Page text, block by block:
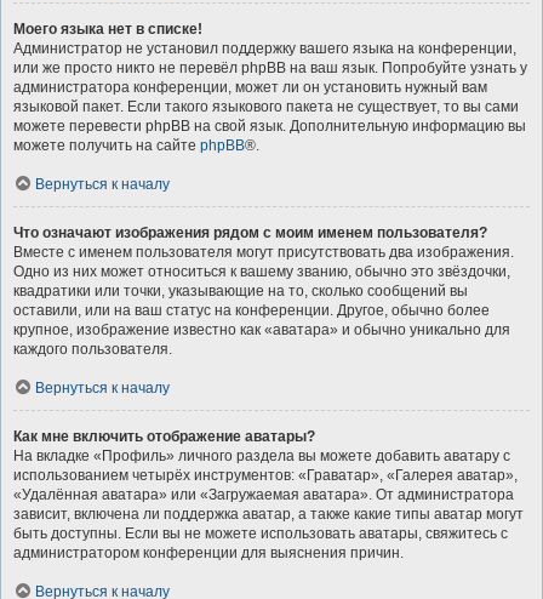
Моего языка нет в списке!
Администратор не установил поддержку вашего языка на конференции,
или же просто никто не перевёл phpBB на ваш язык. Попробуйте узнать у
администратора конференции, может ли он установить нужный вам
языковой пакет. Если такого языкового пакета не существует, то вы сами
можете перевести phpBB на свой язык. Дополнительную информацию вы
можете получить на сайте phpBB®.
Вернуться к началу
Что означают изображения рядом с моим именем пользователя?
Вместе с именем пользователя могут присутствовать два изображения.
Одно из них может относиться к вашему званию, обычно это звёздочки,
квадратики или точки, указывающие на то, сколько сообщений вы
оставили, или на ваш статус на конференции. Другое, обычно более
крупное, изображение известно как «аватара» и обычно уникально для
каждого пользователя.
Вернуться к началу
Как мне включить отображение аватары?
На вкладке «Профиль» личного раздела вы можете добавить аватару с
использованием четырёх инструментов: «Граватар», «Галерея аватар»,
«Удалённая аватара» или «Загружаемая аватара». От администратора
зависит, включена ли поддержка аватар, а также какие типы аватар могут
быть доступны. Если вы не можете использовать аватары, свяжитесь с
администратором конференции для выяснения причин.
Вернуться к началу